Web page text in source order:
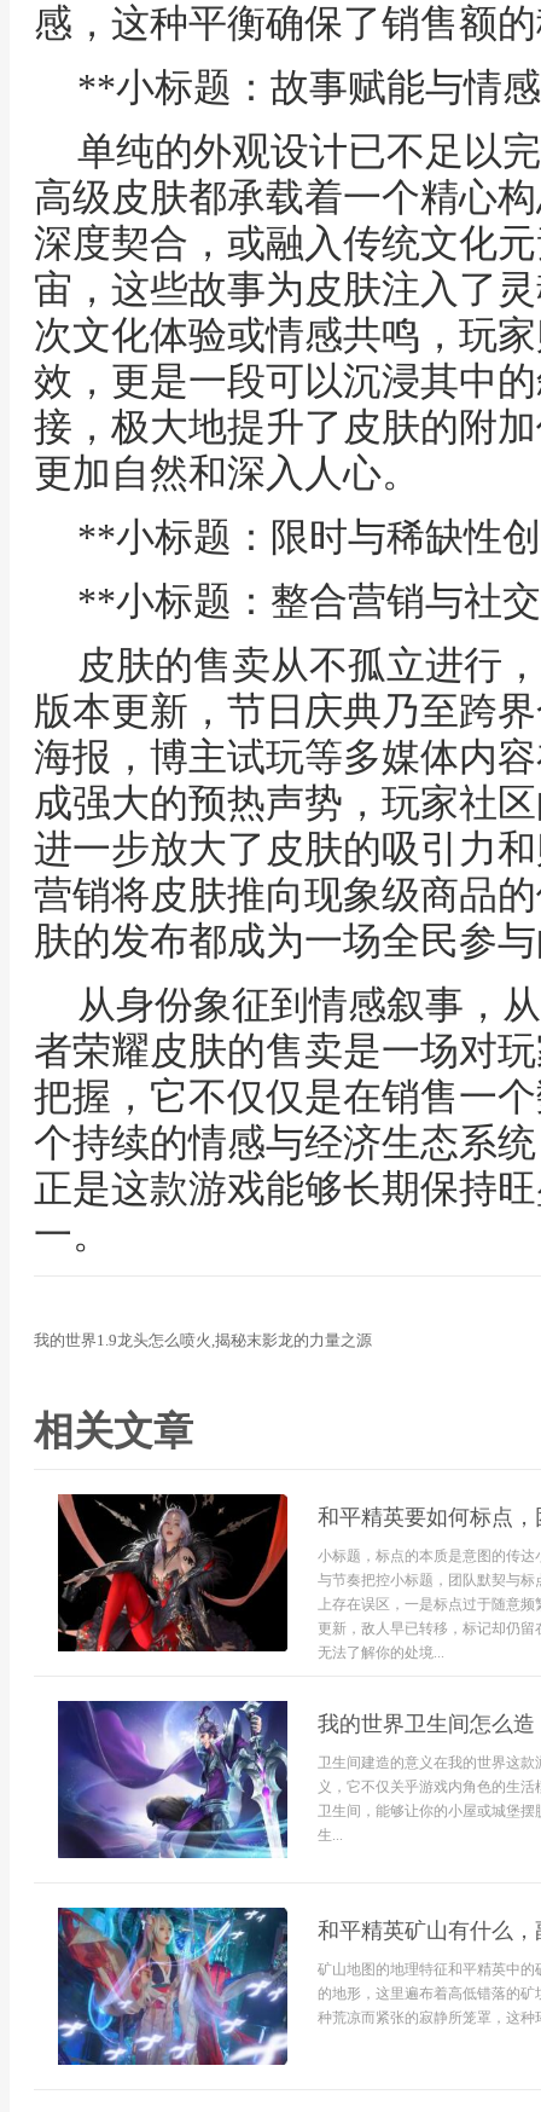
感，这种平衡确保了销售额
**小标题：故事赋能与情
单纯的外观设计已不足以
高级皮肤都承载着一个精心
深度契合，或融入传统文化
宙，这些故事为皮肤注入了
次文化体验或情感共鸣，玩
效，更是一段可以沉浸其中
接，极大地提升了皮肤的附
更加自然和深入人心。
**小标题：限时与稀缺性
**小标题：整合营销与社
皮肤的售卖从不孤立进行
版本更新，节日庆典乃至跨
海报，博主试玩等多媒体内
成强大的预热声势，玩家社
进一步放大了皮肤的吸引力
营销将皮肤推向现象级商品
肤的发布都成为一场全民参
从身份象征到情感叙事，
者荣耀皮肤的售卖是一场对
把握，它不仅仅是在销售一
个持续的情感与经济生态系
正是这款游戏能够长期保持
一。
我的世界1.9龙头怎么喷火,揭秘末影龙的力量之源
相关文章
和平精英要如何标点
小标题，标点的本质是意图的传
与节奏把控小标题，团队默契与
上存在误区，一是标点过于随意
更新，敌人早已转移，标记却仍
无法了解你的处境...
我的世界卫生间怎么
卫生间建造的意义在我的世界这
义，它不仅关乎游戏内角色的生
卫生间，能够让你的小屋或城堡
生...
和平精英矿山有什么
矿山地图的地理特征和平精英中
的地形，这里遍布着高低错落的
种荒凉而紧张的寂静所笼罩，这